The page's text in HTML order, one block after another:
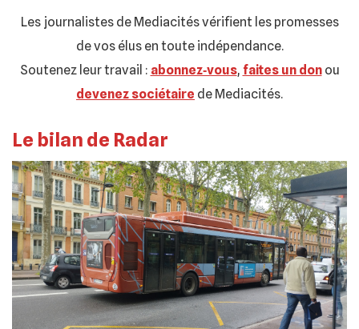
Les journalistes de Mediacités vérifient les promesses
de vos élus en toute indépendance.
Soutenez leur travail : abonnez‐vous, faites un don ou
devenez sociétaire de Mediacités.
Le bilan de Radar